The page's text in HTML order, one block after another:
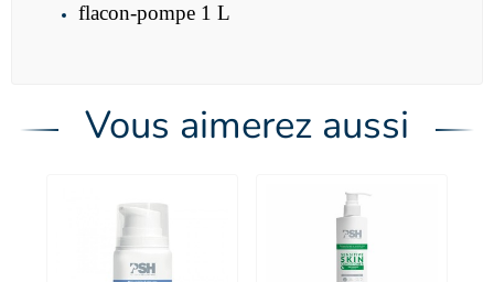
flacon-pompe 1 L
Vous aimerez aussi